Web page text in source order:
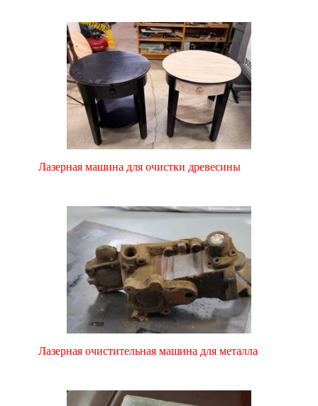
Лазерная машина для очистки древесины
Лазерная очистительная машина для металла